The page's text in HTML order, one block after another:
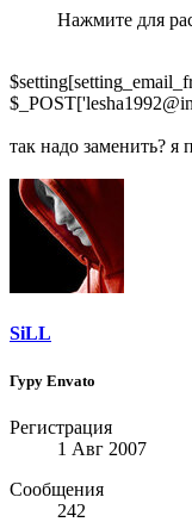
Нажмите для
так надо заменить?
SiLL
Гуру Envato
Регистрация
1 Авг 2007
Сообщения
242